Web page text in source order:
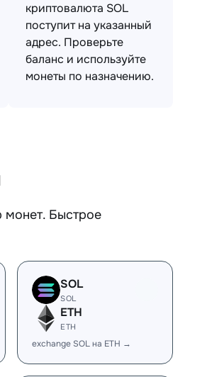
криптовалюта SOL
поступит на указанный
адрес. Проверьте
баланс и используйте
монеты по назначению.
монет. Быстрое
SOL
SOL
ETH
ETH
exchange SOL на ETH →